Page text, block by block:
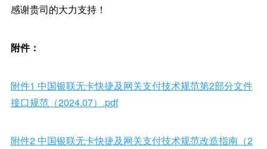
感谢贵司的大力支持！
附件：
附件1 中国银联无卡快捷及网关支付技术规范第2部分文件
接口规范（2024.07）.pdf
附件2 中国银联无卡快捷及网关支付技术规范改造指南（2